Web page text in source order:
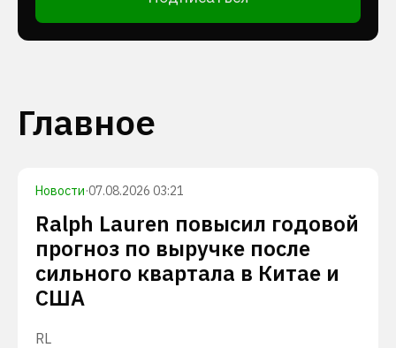
Главное
Новости·07.08.2026 03:21
Ralph Lauren повысил годовой
прогноз по выручке после
сильного квартала в Китае и
США
RL